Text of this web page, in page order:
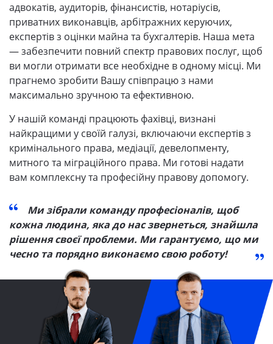
адвокатів, аудиторів, фінансистів, нотаріусів,
приватних виконавців, арбітражних керуючих,
експертів з оцінки майна та бухгалтерів. Наша мета
— забезпечити повний спектр правових послуг, щоб
ви могли отримати все необхідне в одному місці. Ми
прагнемо зробити Вашу співпрацю з нами
максимально зручною та ефективною.
У нашій команді працюють фахівці, визнані
найкращими у своїй галузі, включаючи експертів з
кримінального права, медіації, девелопменту,
митного та міграційного права. Ми готові надати
вам комплексну та професійну правову допомогу.
Ми зібрали команду професіоналів, щоб
кожна людина, яка до нас звернеться, знайшла
рішення своєї проблеми. Ми гарантуємо, що ми
чесно та порядно виконаємо свою роботу!